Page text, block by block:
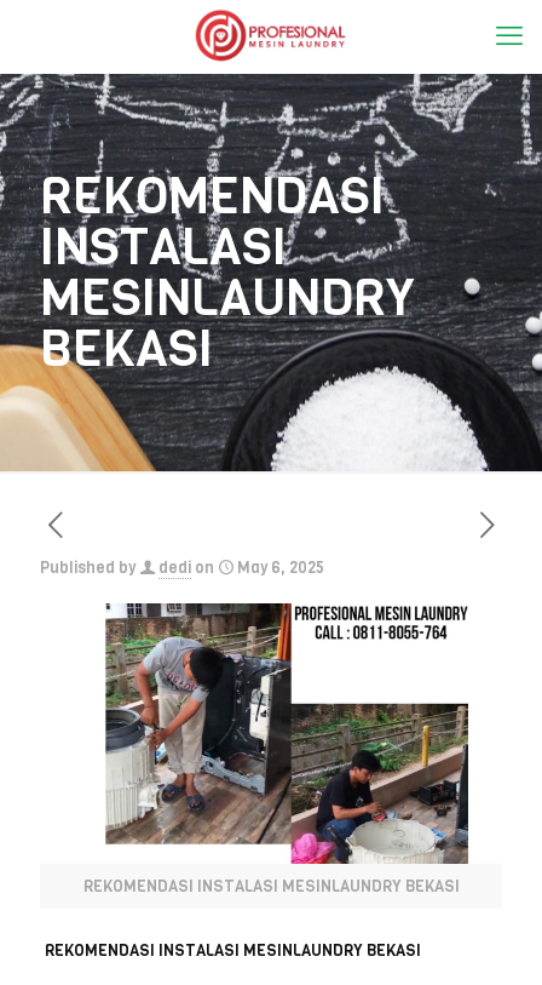
REKOMENDASI
INSTALASI
MESINLAUNDRY
BEKASI
Published by dedi on May 6, 2025
REKOMENDASI INSTALASI MESINLAUNDRY BEKASI
REKOMENDASI INSTALASI MESINLAUNDRY BEKASI